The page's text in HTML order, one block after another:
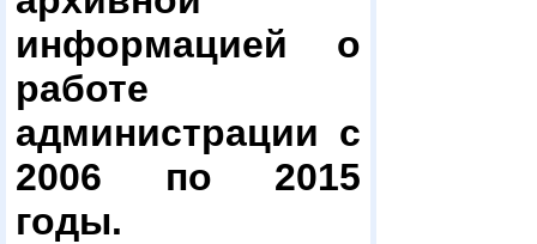
информацией о
работе
администрации с
2006 по 2015
годы.